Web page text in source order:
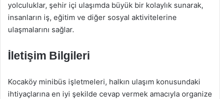
yolculuklar, şehir içi ulaşımda büyük bir kolaylık sunarak,
insanların iş, eğitim ve diğer sosyal aktivitelerine
ulaşmalarını sağlar.
İletişim Bilgileri
Kocaköy minibüs işletmeleri, halkın ulaşım konusundaki
ihtiyaçlarına en iyi şekilde cevap vermek amacıyla organize